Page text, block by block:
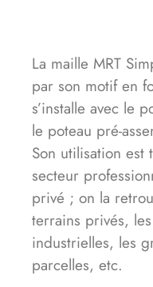
La maille MRT
par son motif en
s’installe avec le
le poteau pré-
Son utilisation est
secteur
privé ; on la
terrains privés,
industrielles, les
parcelles, etc.